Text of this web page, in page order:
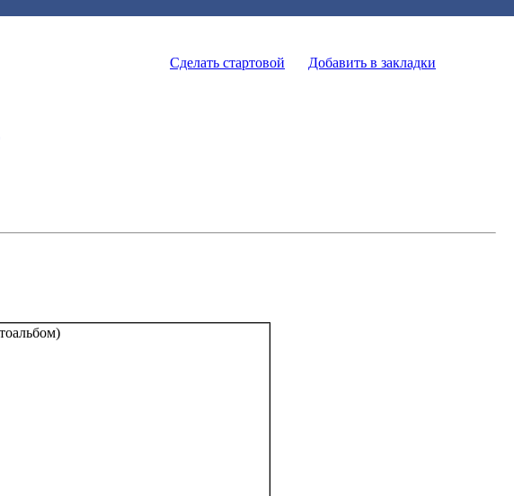
Сделать стартовой
Добавить в закладки